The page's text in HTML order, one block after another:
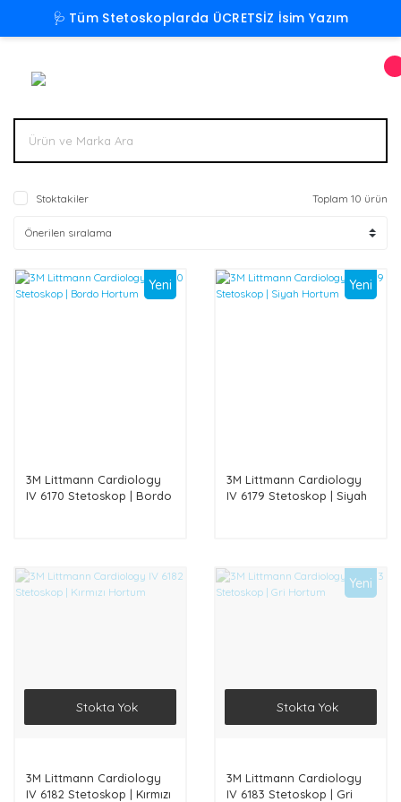
🩺 Tüm Stetoskoplarda ÜCRETSİZ İsim Yazım
Stoktakiler Toplam 10 ürün
Yeni
3M Littmann Cardiology
IV 6170 Stetoskop | Bordo
Yeni
3M Littmann Cardiology
IV 6179 Stetoskop | Siyah
Stokta Yok
3M Littmann Cardiology
IV 6182 Stetoskop | Kırmızı
Yeni
Stokta Yok
3M Littmann Cardiology
IV 6183 Stetoskop | Gri